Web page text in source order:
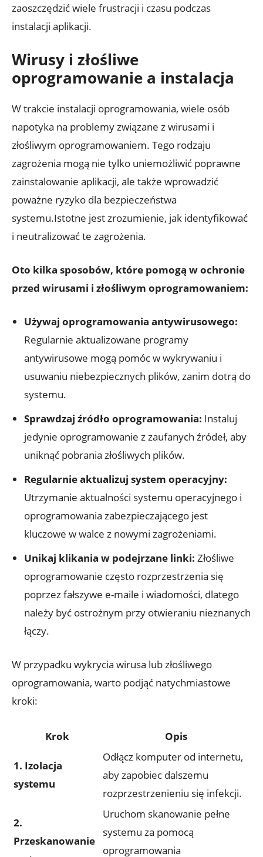
zaoszczędzić wiele frustracji i czasu podczas
instalacji aplikacji.
Wirusy i złośliwe
oprogramowanie a instalacja
W trakcie instalacji oprogramowania, wiele osób
napotyka na problemy związane z wirusami i
złośliwym oprogramowaniem. Tego rodzaju
zagrożenia mogą nie tylko uniemożliwić poprawne
zainstalowanie aplikacji, ale także wprowadzić
poważne ryzyko dla bezpieczeństwa
systemu.Istotne jest zrozumienie, jak identyfikować
i neutralizować te zagrożenia.
Oto kilka sposobów, które pomogą w ochronie
przed wirusami i złośliwym oprogramowaniem:
Używaj oprogramowania antywirusowego:
Regularnie aktualizowane programy
antywirusowe mogą pomóc w wykrywaniu i
usuwaniu niebezpiecznych plików, zanim dotrą do
systemu.
Sprawdzaj źródło oprogramowania: Instaluj
jedynie oprogramowanie z zaufanych źródeł, aby
uniknąć pobrania złośliwych plików.
Regularnie aktualizuj system operacyjny:
Utrzymanie aktualności systemu operacyjnego i
oprogramowania zabezpieczającego jest
kluczowe w walce z nowymi zagrożeniami.
Unikaj klikania w podejrzane linki: Złośliwe
oprogramowanie często rozprzestrzenia się
poprzez fałszywe e-maile i wiadomości, dlatego
należy być ostrożnym przy otwieraniu nieznanych
łączy.
W przypadku wykrycia wirusa lub złośliwego
oprogramowania, warto podjąć natychmiastowe
kroki:
Krok Opis
1. Izolacja
systemu
Odłącz komputer od internetu,
aby zapobiec dalszemu
rozprzestrzenieniu się infekcji.
2.
Przeskanowanie
Uruchom skanowanie pełne
systemu za pomocą
oprogramowania